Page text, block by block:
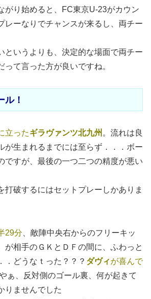
がり始めると、FC東京U-23がカウン
レーなりでチャンスが来るし、両チー
というよりも、決定的な場面で両チー
って言った方が良いですね。
ル！
立ったギラヴァンツ北九州 。流れは良
が生まれるまでには至らず．．．ボー
ですが、最後の一つ二つの精度が悪い
打破するにはセットプレーしかありま
29分 、敵陣中央右からのフリーキッ
が相手のＧＫとＤＦの間に、ふわっと
．どうなｔった？？？ ダヴィが喜んで
ぁ、反対側のゴール裏、何が起きて
りませんでした